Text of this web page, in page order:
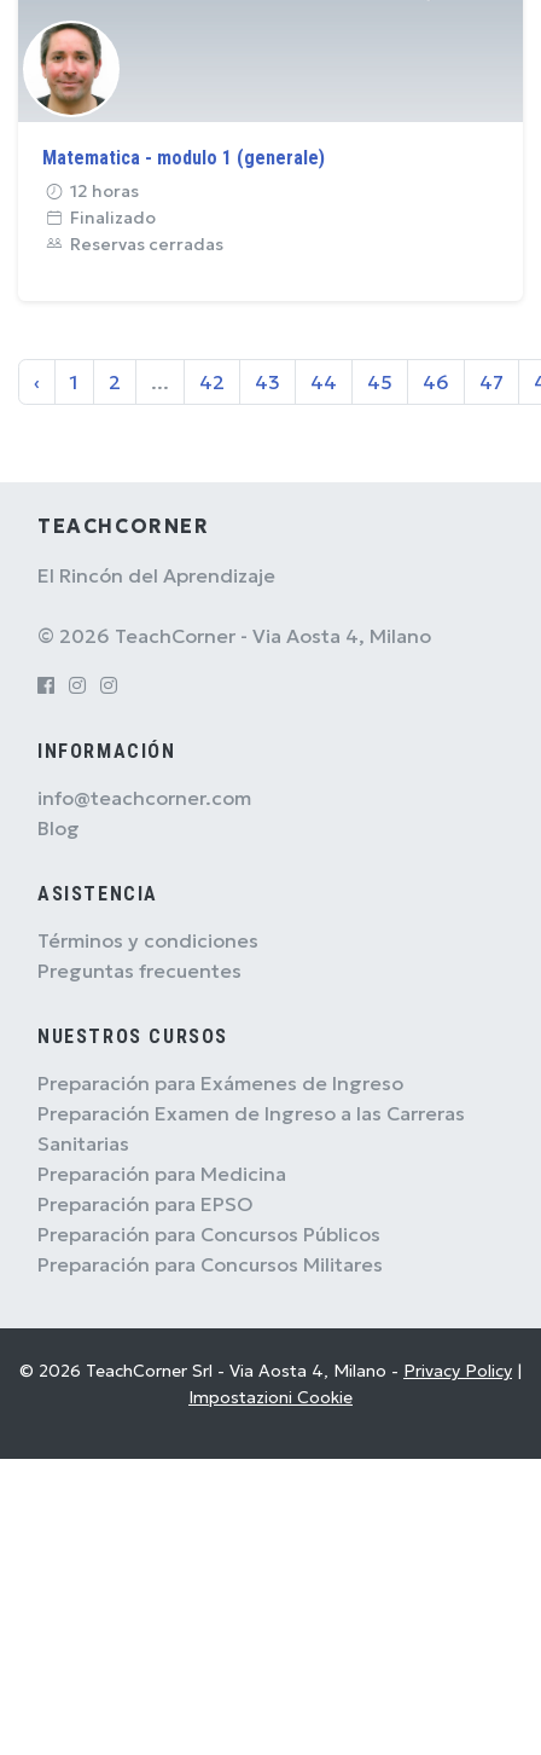
Matematica - modulo 1 (generale)
12 horas
Finalizado
Reservas cerradas
‹ 1 2 ... 42 43 44 45 46 47
TEACHCORNER
El Rincón del Aprendizaje
© 2026 TeachCorner - Via Aosta 4, Milano
INFORMACIÓN
info@teachcorner.com
Blog
ASISTENCIA
Términos y condiciones
Preguntas frecuentes
NUESTROS CURSOS
Preparación para Exámenes de Ingreso
Preparación Examen de Ingreso a las Carreras
Sanitarias
Preparación para Medicina
Preparación para EPSO
Preparación para Concursos Públicos
Preparación para Concursos Militares
© 2026 TeachCorner Srl - Via Aosta 4, Milano - Privacy Policy |
Impostazioni Cookie